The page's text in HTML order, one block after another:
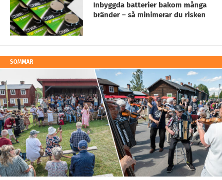
Inbyggda batterier bakom många
bränder – så minimerar du risken
SOMMAR